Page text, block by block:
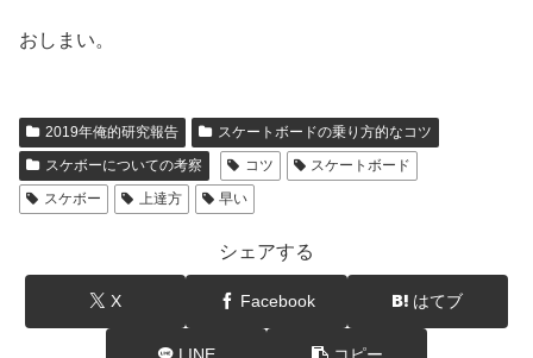
おしまい。
2019年俺的研究報告
スケートボードの乗り方的なコツ
スケボーについての考察
コツ
スケートボード
スケボー
上達方 早い
シェアする
X Facebook はてブ